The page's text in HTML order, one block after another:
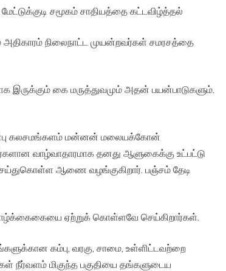
சமூகம் சாதியத்தை கட்டவிழ்த்தல்
நிலைநாட்ட முயன்றவர்கள் சமரசத்தை
கை மருத்துவமும் அதன் பயன்பாடுகளும்.
கலசமங்களம் மன்னன் மலையக்கோன்
வாழ்வாதாரமாக தனது ஆளுகைக்கு உட்பட்டு
ஆணை வழங்குகிறார். பஞ்சம் தேடி
ஏற்றுக் கொள்ளவே செய்கிறார்கள்.
கம்பு, வரகு, சாமை, உள்ளிட்டவற்றை
நீர்வளம் மிகுந்த பகுதியை தங்களுடைய